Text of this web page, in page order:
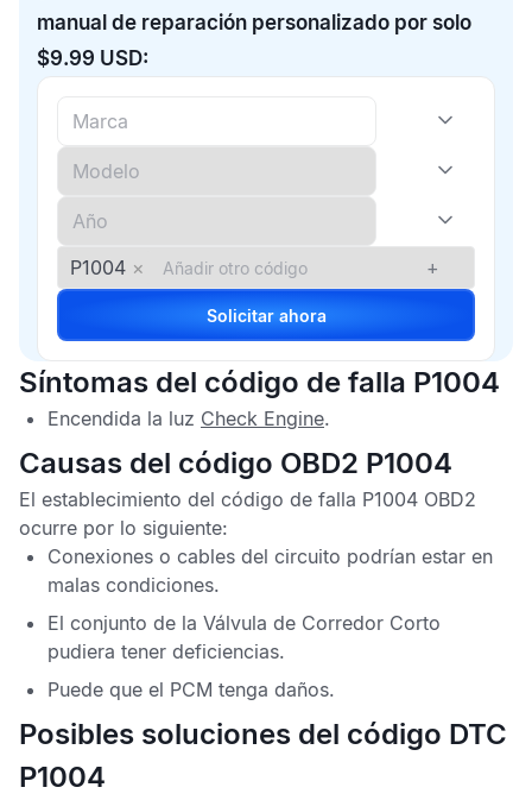
manual de reparación personalizado por solo
$9.99 USD:
P1004 × +
Solicitar ahora
Síntomas del código de falla P1004
Encendida la luz Check Engine.
Causas del código OBD2 P1004
El establecimiento del código de falla P1004 OBD2
ocurre por lo siguiente:
Conexiones o cables del circuito podrían estar en
malas condiciones.
El conjunto de la Válvula de Corredor Corto
pudiera tener deficiencias.
Puede que el PCM tenga daños.
Posibles soluciones del código DTC
P1004